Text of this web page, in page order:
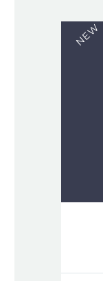
NEW